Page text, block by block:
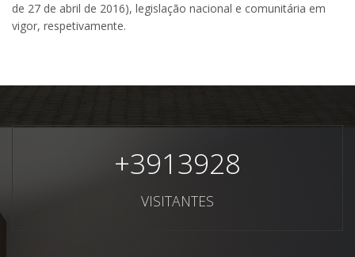
de 27 de abril de 2016), legislação nacional e comunitária em
vigor, respetivamente.
+3913928
VISITANTES